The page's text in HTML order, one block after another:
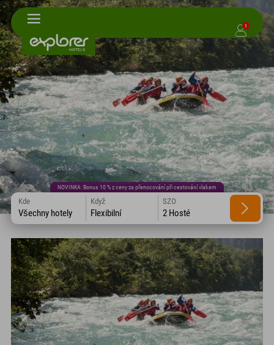
1
NOVINKA: Bonus 10 % z ceny za přenocování při cestování vlakem
Kde
Všechny hotely
Když
Flexibilní
SZO
2 Hosté